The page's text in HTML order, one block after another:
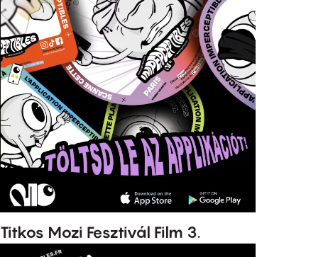
Titkos Mozi Fesztivál Film 3.